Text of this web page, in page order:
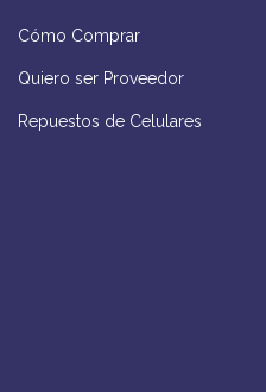
Cómo Comprar
Quiero ser Proveedor
Repuestos de Celulares